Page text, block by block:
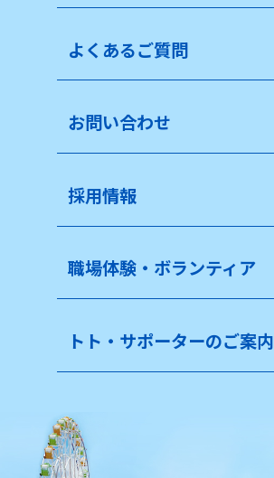
よくあるご質問
お問い合わせ
採用情報
職場体験・ボランティア
トト・サポーターのご案内